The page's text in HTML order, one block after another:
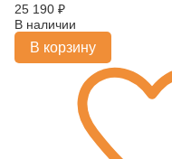
25 190 ₽
В наличии
В корзину